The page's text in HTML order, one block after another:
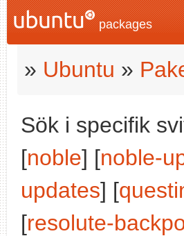
packages
» Ubuntu »
Sök i specifik
[noble] [noble-
updates] [
[resolute-